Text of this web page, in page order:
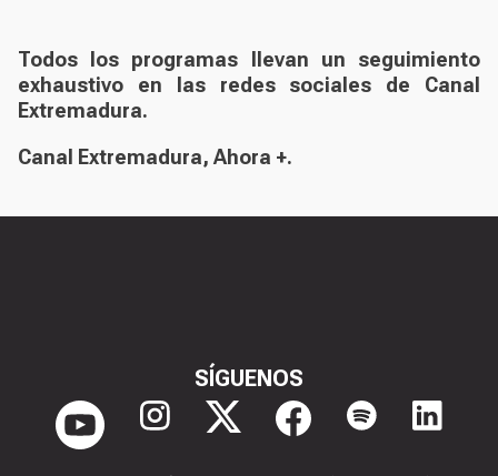
Todos los programas llevan un seguimiento
exhaustivo en las redes sociales de Canal
Extremadura.
Canal Extremadura, Ahora +.
SÍGUENOS